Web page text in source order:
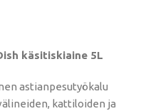
käsitiskiaine 5L
astianpesutyökalu
kattiloiden ja